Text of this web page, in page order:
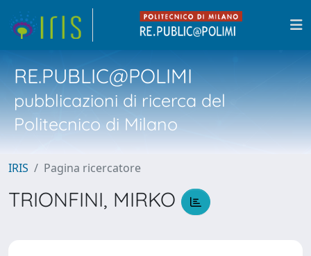
RE.PUBLIC@POLIMI
pubblicazioni di ricerca del
Politecnico di Milano
IRIS Pagina ricercatore
TRIONFINI, MIRKO